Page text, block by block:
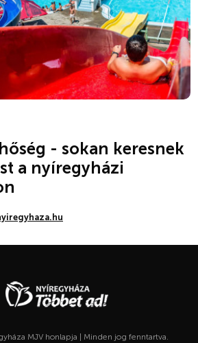
- sokan keresnek
a nyíregyházi
MJV honlapja | Minden jog fenntartva.